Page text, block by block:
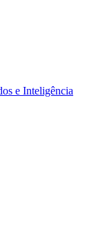
e Inteligência